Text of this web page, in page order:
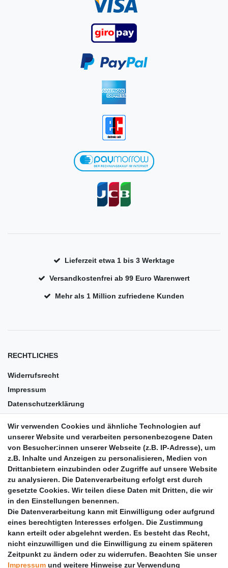
Lieferzeit etwa 1 bis 3 Werktage
Versandkostenfrei ab 99 Euro Warenwert
Mehr als 1 Million zufriedene Kunden
RECHTLICHES
Widerrufsrecht
Impressum
Datenschutzerklärung
Barrierefreiheit
Anleitungen
Vertrag widerrufen
PARTNER
DHL
GLS
PaketPLUS
Wir verwenden Cookies und ähnliche Technologien auf
unserer Website und verarbeiten personenbezogene Daten
von Besucher:innen unserer Webseite (z.B. IP-Adresse), um
z.B. Inhalte und Anzeigen zu personalisieren, Medien von
Drittanbietern einzubinden oder Zugriffe auf unsere Website
zu analysieren. Die Datenverarbeitung erfolgt erst durch
gesetzte Cookies. Wir teilen diese Daten mit Dritten, die wir
in den Einstellungen benennen.
Die Datenverarbeitung kann mit Einwilligung oder aufgrund
eines berechtigten Interesses erfolgen. Die Zustimmung
kann erteilt oder abgelehnt werden. Es besteht das Recht,
nicht einzuwilligen und die Einwilligung zu einem späteren
Zeitpunkt zu ändern oder zu widerrufen. Beachten Sie unser
Impressum und weitere Hinweise zur Verwendung